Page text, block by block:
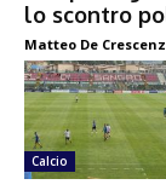
lo scontro
Matteo De
Calcio